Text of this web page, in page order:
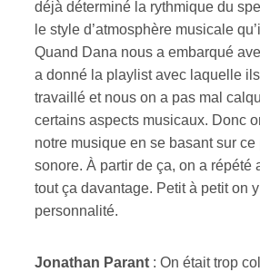
déjà déterminé la rythmique du
le style d’atmosphère musicale
Quand Dana nous a embarqué
a donné la playlist avec laquelle
travaillé et nous on a pas mal
certains aspects musicaux. Donc
notre musique en se basant sur
sonore. À partir de ça, on a répété
tout ça davantage. Petit à petit on
personnalité.
Jonathan Parant : On était trop